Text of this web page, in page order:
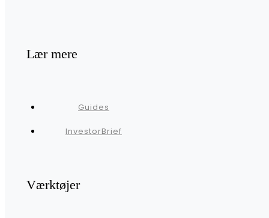
Lær mere
Guides
InvestorBrief
Værktøjer